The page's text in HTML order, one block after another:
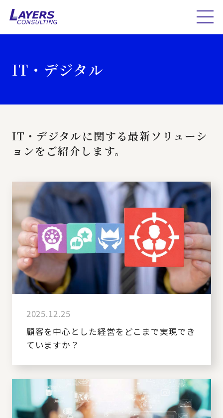
IT・デジタル
IT・デジタルに関する最新ソリューシ
ョンをご紹介します。
2025.12.25
顧客を中心とした経営をどこまで実現でき
ていますか？